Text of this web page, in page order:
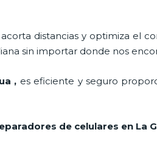
distancias y optimiza el
sin importar donde nos
, es eficiente y seguro
de celulares en La